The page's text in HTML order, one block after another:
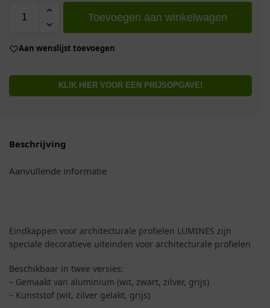
Toevoegen aan winkelwagen
Aan wenslijst toevoegen
KLIK HIER VOOR EEN PRIJSOPGAVE!
Beschrijving
Aanvullende informatie
Eindkappen voor architecturale profielen LUMINES zijn
speciale decoratieve uiteinden voor architecturale profielen
Beschikbaar in twee versies:
– Gemaakt van aluminium (wit, zwart, zilver, grijs)
– Kunststof (wit, zilver gelakt, grijs)